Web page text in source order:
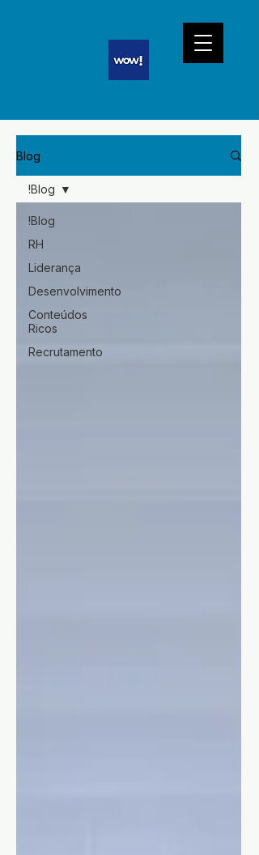
Blog
!Blog
RH
Liderança
Desenvolvimento
Conteúdos
Ricos
Recrutamento
!Blog